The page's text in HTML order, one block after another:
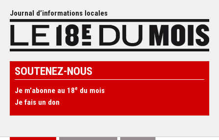
Journal d’informations locales
SOUTENEZ-NOUS
Je m’abonne au 18e du mois
Je fais un don